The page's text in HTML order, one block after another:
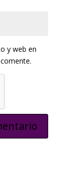
y web en